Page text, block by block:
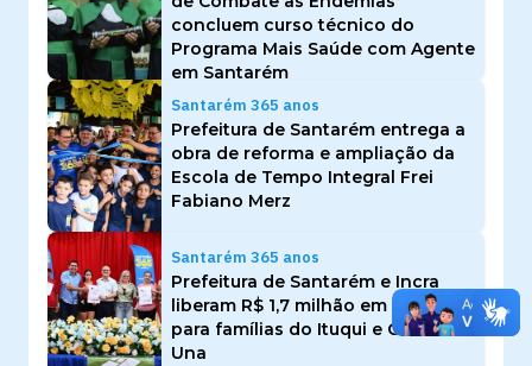
concluem curso técnico do
Programa Mais Saúde com Agente
em Santarém
Santarém 365 anos
Prefeitura de Santarém entrega a
obra de reforma e ampliação da
Escola de Tempo Integral Frei
Fabiano Merz
Santarém 365 anos
Prefeitura de Santarém e Incra
liberam R$ 1,7 milhão em créditos
para famílias do Ituqui e Curuá-
Una